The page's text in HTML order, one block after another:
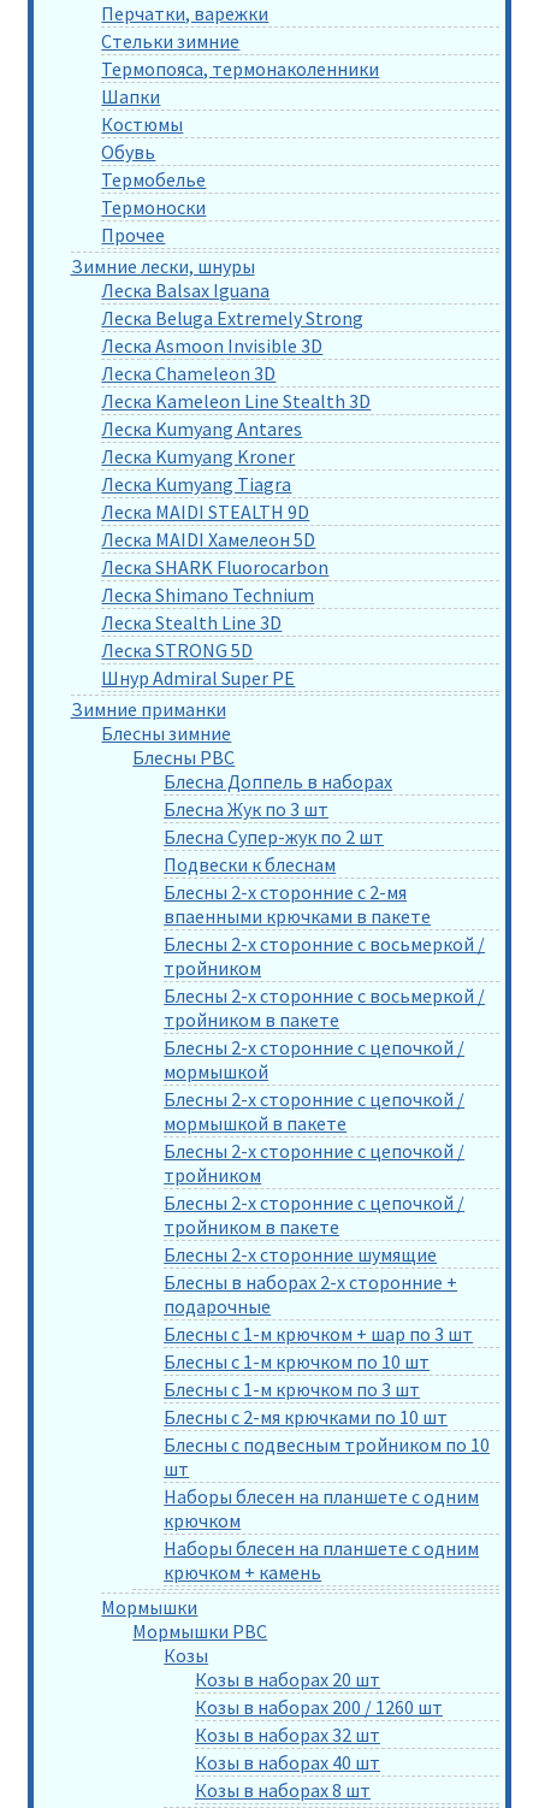
Перчатки, варежки
Стельки зимние
Термопояса, термонаколенники
Шапки
Костюмы
Обувь
Термобелье
Термоноски
Прочее
Зимние лески, шнуры
Леска Balsax Iguana
Леска Beluga Extremely Strong
Леска Asmoon Invisible 3D
Леска Chameleon 3D
Леска Kameleon Line Stealth 3D
Леска Kumyang Antares
Леска Kumyang Kroner
Леска Kumyang Tiagra
Леска MAIDI STEALTH 9D
Леска MAIDI Хамелеон 5D
Леска SHARK Fluorocarbon
Леска Shimano Technium
Леска Stealth Line 3D
Леска STRONG 5D
Шнур Admiral Super PE
Зимние приманки
Блесны зимние
Блесны РВС
Блесна Доппель в наборах
Блесна Жук по 3 шт
Блесна Супер-жук по 2 шт
Подвески к блеснам
Блесны 2-х сторонние с 2-мя
впаенными крючками в пакете
Блесны 2-х сторонние с восьмеркой /
тройником
Блесны 2-х сторонние с восьмеркой /
тройником в пакете
Блесны 2-х сторонние с цепочкой /
мормышкой
Блесны 2-х сторонние с цепочкой /
мормышкой в пакете
Блесны 2-х сторонние с цепочкой /
тройником
Блесны 2-х сторонние с цепочкой /
тройником в пакете
Блесны 2-х сторонние шумящие
Блесны в наборах 2-х сторонние +
подарочные
Блесны с 1-м крючком + шар по 3 шт
Блесны с 1-м крючком по 10 шт
Блесны с 1-м крючком по 3 шт
Блесны с 2-мя крючками по 10 шт
Блесны с подвесным тройником по 10
шт
Наборы блесен на планшете с одним
крючком
Наборы блесен на планшете с одним
крючком + камень
Мормышки
Мормышки РВС
Козы
Козы в наборах 20 шт
Козы в наборах 200 / 1260 шт
Козы в наборах 32 шт
Козы в наборах 40 шт
Козы в наборах 8 шт